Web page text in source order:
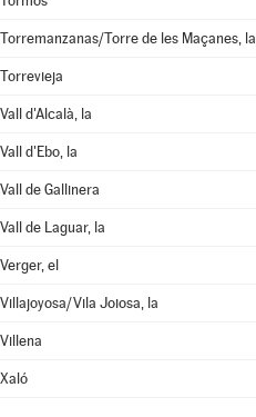
Torremanzanas/Torre de les Maçanes, la
Torrevieja
Vall d'Alcalà, la
Vall d'Ebo, la
Vall de Gallinera
Vall de Laguar, la
Verger, el
Villajoyosa/Vila Joiosa, la
Villena
Xaló